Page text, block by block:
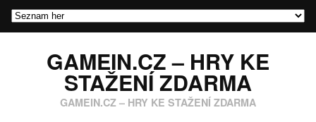
GAMEIN.CZ – HRY KE
STAŽENÍ ZDARMA
GAMEIN.CZ – HRY KE STAŽENÍ ZDARMA